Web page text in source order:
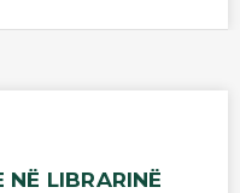
NË LIBRARINË